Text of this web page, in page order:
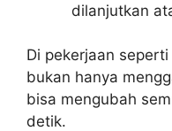
dilanjutkan
Di pekerjaan
bukan hanya
bisa mengubah
detik.